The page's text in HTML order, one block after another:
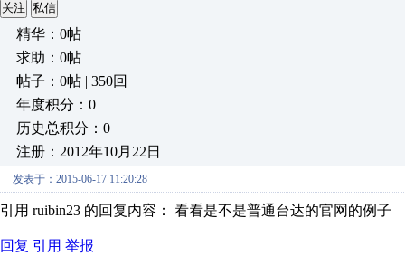
关注 私信
精华：0帖
求助：0帖
帖子：0帖 | 350回
年度积分：0
历史总积分：0
注册：2012年10月22日
发表于：2015-06-17 11:20:28
引用 ruibin23 的回复内容： 看看是不是普通台达的官网的例子
回复 引用 举报